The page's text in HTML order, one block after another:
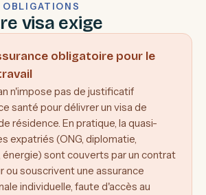
visa exige
obligatoire pour le
n'impose pas de justificatif
santé pour délivrer un visa de
résidence. En pratique, la quasi-
expatriés (ONG, diplomatie,
énergie) sont couverts par un contrat
ou souscrivent une assurance
individuelle, faute d'accès au